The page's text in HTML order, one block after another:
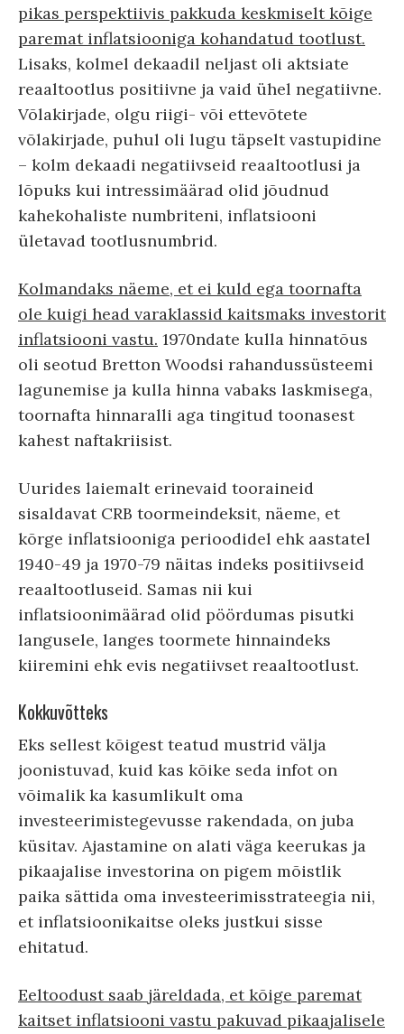
pikas perspektiivis pakkuda keskmiselt kõige
paremat inflatsiooniga kohandatud tootlust.
Lisaks, kolmel dekaadil neljast oli aktsiate
reaaltootlus positiivne ja vaid ühel negatiivne.
Võlakirjade, olgu riigi- või ettevõtete
võlakirjade, puhul oli lugu täpselt vastupidine
– kolm dekaadi negatiivseid reaaltootlusi ja
lõpuks kui intressimäärad olid jõudnud
kahekohaliste numbriteni, inflatsiooni
ületavad tootlusnumbrid.
Kolmandaks näeme, et ei kuld ega toornafta
ole kuigi head varaklassid kaitsmaks investorit
inflatsiooni vastu. 1970ndate kulla hinnatõus
oli seotud Bretton Woodsi rahandussüsteemi
lagunemise ja kulla hinna vabaks laskmisega,
toornafta hinnaralli aga tingitud toonasest
kahest naftakriisist.
Uurides laiemalt erinevaid tooraineid
sisaldavat CRB toormeindeksit, näeme, et
kõrge inflatsiooniga perioodidel ehk aastatel
1940-49 ja 1970-79 näitas indeks positiivseid
reaaltootluseid. Samas nii kui
inflatsioonimäärad olid pöördumas pisutki
langusele, langes toormete hinnaindeks
kiiremini ehk evis negatiivset reaaltootlust.
Kokkuvõtteks
Eks sellest kõigest teatud mustrid välja
joonistuvad, kuid kas kõike seda infot on
võimalik ka kasumlikult oma
investeerimistegevusse rakendada, on juba
küsitav. Ajastamine on alati väga keerukas ja
pikaajalise investorina on pigem mõistlik
paika sättida oma investeerimisstrateegia nii,
et inflatsioonikaitse oleks justkui sisse
ehitatud.
Eeltoodust saab järeldada, et kõige paremat
kaitset inflatsiooni vastu pakuvad pikaajalisele